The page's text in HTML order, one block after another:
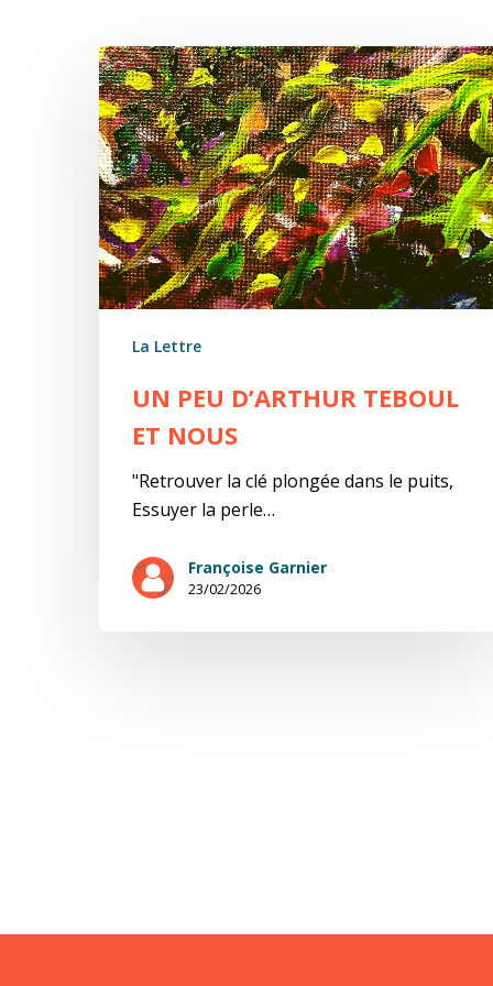
Un
peu
d’Arthur
Teboul
et
nous
La Lettre
UN PEU D’ARTHUR TEBOUL
ET NOUS
"Retrouver la clé plongée dans le puits,
Essuyer la perle…
Françoise Garnier
23/02/2026